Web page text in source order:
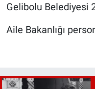
Gelibolu Belediyesi
Aile Bakanlığı